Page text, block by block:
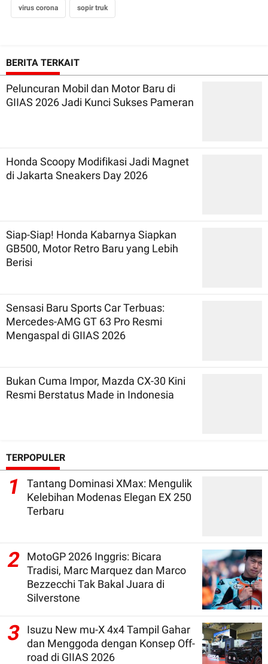
virus corona sopir truk
BERITA TERKAIT
Peluncuran Mobil dan Motor Baru di
GIIAS 2026 Jadi Kunci Sukses Pameran
Honda Scoopy Modifikasi Jadi Magnet
di Jakarta Sneakers Day 2026
Siap-Siap! Honda Kabarnya Siapkan
GB500, Motor Retro Baru yang Lebih
Berisi
Sensasi Baru Sports Car Terbuas:
Mercedes-AMG GT 63 Pro Resmi
Mengaspal di GIIAS 2026
Bukan Cuma Impor, Mazda CX-30 Kini
Resmi Berstatus Made in Indonesia
TERPOPULER
1
Tantang Dominasi XMax: Mengulik
Kelebihan Modenas Elegan EX 250
Terbaru
2
MotoGP 2026 Inggris: Bicara
Tradisi, Marc Marquez dan Marco
Bezzecchi Tak Bakal Juara di
Silverstone
3
Isuzu New mu-X 4x4 Tampil Gahar
dan Menggoda dengan Konsep Off-
road di GIIAS 2026